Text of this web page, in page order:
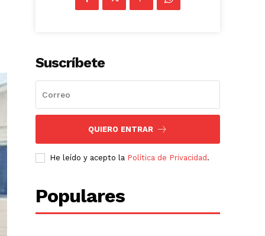
Suscríbete
QUIERO ENTRAR
He leído y acepto la Política de Privacidad .
Populares